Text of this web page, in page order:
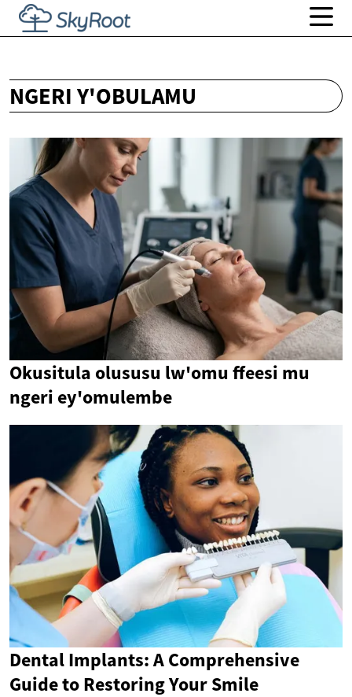
NGERI Y'OBULAMU
Okusitula olususu lw'omu ffeesi mu
ngeri ey'omulembe
Dental Implants: A Comprehensive
Guide to Restoring Your Smile